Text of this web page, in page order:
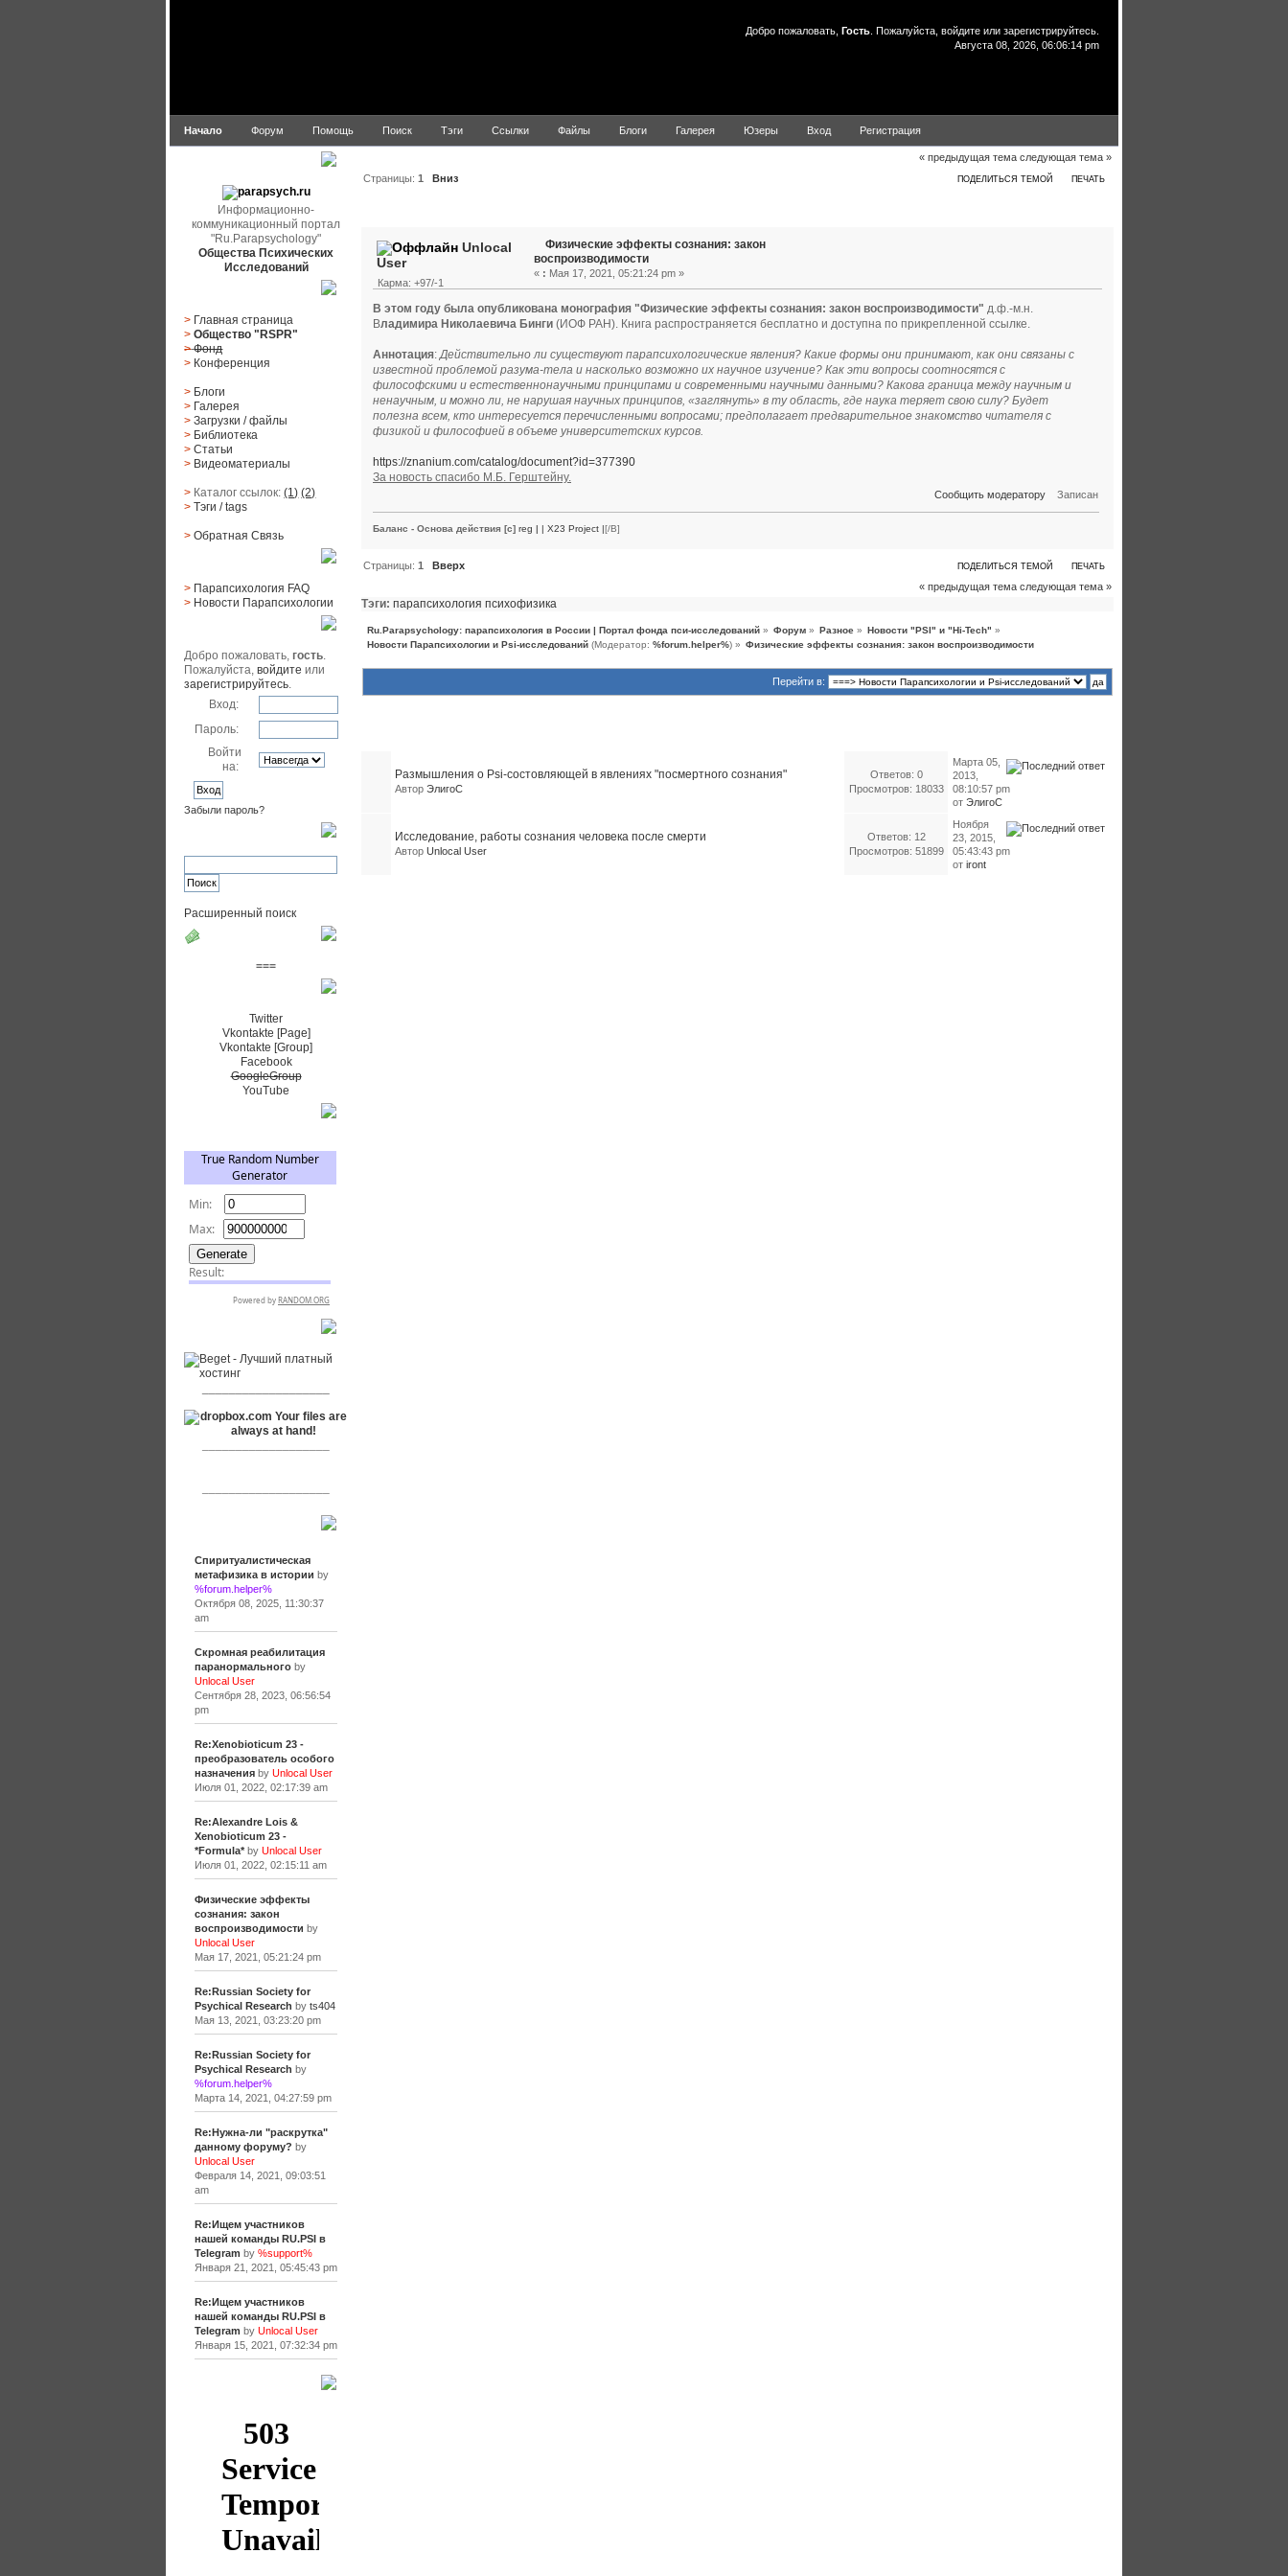
Добро пожаловать, Гость . Пожалуйста, войдите или зарегистрируйтесь
Августа 08, 2026, 06:06:14 pm
Начало Форум Помощь Поиск Тэги Ссылки Файлы Блоги Галерея Юзеры Вход Регистрация
Информационно-
коммуникационный портал
"Ru.Parapsychology"
Общества Психических
Исследований
> Главная страница
> Общество "RSPR"
> Фонд
> Конференция
> Блоги
> Галерея
> Загрузки/файлы
> Библиотека
> Статьи
> Видеоматериалы
> Каталог ссылок:(1) (2)
> Тэги/ tags
> Обратная Cвязь
> Парапсихология FAQ
> Новости Парапсихологии
Добро пожаловать,гость.
Пожалуйста,войдите или
зарегистрируйтесь.
Вход:
Пароль:
Войти
на:
Забыли пароль?
Расширенный поиск
===
Twitter
Vkontakte [Page]
Vkontakte [Group]
Facebook
GoogleGroup
YouTube
Спиритуалистическая
метафизика в истории by
%forum.helper%
Октября 08, 2025, 11:30:37
am
Скромная реабилитация
паранормальногоby
Unlocal User
Сентября 28, 2023, 06:56:54
pm
Re:Xenobioticum 23 -
преобразователь особого
назначенияby Unlocal User
Июля 01, 2022, 02:17:39 am
Re:Alexandre Lois &
Xenobioticum 23 -
*Formula*by Unlocal User
Июля 01, 2022, 02:15:11 am
Физические эффекты
сознания: закон
воспроизводимости by
Unlocal User
Мая 17, 2021, 05:21:24 pm
Re:Russian Society for
Psychical Research by ts404
Мая 13, 2021, 03:23:20 pm
Re:Russian Society for
Psychical Research by
%forum.helper%
Марта 14, 2021, 04:27:59 pm
Re:Нужна-ли "раскрутка"
данному форуму? by
Unlocal User
Февраля 14, 2021, 09:03:51
am
Re:Ищем участников
нашей команды RU.PSI в
Telegram by %support%
Января 21, 2021, 05:45:43 pm
Re:Ищем участников
нашей команды RU.PSI в
Telegram by Unlocal User
Января 15, 2021, 07:32:34 pm
« предыдущая тема следующая тема »
ПОДЕЛИТЬСЯ ТЕМОЙ ПЕЧАТЬ
Страницы:1 Вниз
Unlocal
User
Карма: +97/-1
Физические эффекты сознания: закон
воспроизводимости
« : Мая 17, 2021, 05:21:24 pm »
В этом году была опубликована монография "Физические эффекты сознания: закон воспроизводимости" д.ф.-м.н.
Владимира Николаевича Бинги (ИОФ РАН). Книга распространяется бесплатно и доступна по прикрепленной ссылке.
Аннотация: Действительно ли существуют парапсихологические явления? Какие формы они принимают, как они связаны с
известной проблемой разума-тела и насколько возможно их научное изучение? Как эти вопросы соотносятся с
философскими и естественнонаучными принципами и современными научными данными? Какова граница между научным и
ненаучным, и можно ли, не нарушая научных принципов, «заглянуть» в ту область, где наука теряет свою силу? Будет
полезна всем, кто интересуется перечисленными вопросами; предполагает предварительное знакомство читателя с
физикой и философией в объеме университетских курсов.
https://znanium.com/catalog/document?id=377390
За новость спасибо М.Б. Герштейну.
Сообщить модератору Записан
Баланс - Основа действия [c] reg | | X23 Project |[/B]
ПОДЕЛИТЬСЯ ТЕМОЙ ПЕЧАТЬ
Страницы:1
Вверх
« предыдущая тема следующая тема »
Тэги: парапсихология психофизика
Ru.Parapsychology: парапсихология в России | Портал фонда пси-исследований » Форум » Разное » Новости "PSI" и "Hi-Tech" »
Новости Парапсихологии и Psi-исследований (Модератор: %forum.helper%) » Физические эффекты сознания: закон воспроизводимости
Перейти в:
Размышления о Psi-состовляющей в явлениях "посмертного сознания"
Автор ЭлигоС
Ответов: 0
Просмотров: 18033
Марта 05,
2013,
08:10:57 pm
от ЭлигоС
Исследование, работы сознания человека после смерти
Автор Unlocal User
Ответов: 12
Просмотров: 51899
Ноября
23, 2015,
05:43:43 pm
от iront